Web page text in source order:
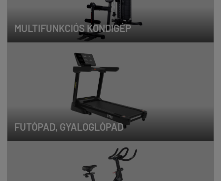
MULTIFUNKCIÓS KONDIGÉP
FUTÓPAD, GYALOGLÓPAD